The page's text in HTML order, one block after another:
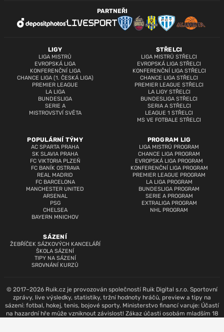
LIGY
LIGA MISTRŮ
EVROPSKÁ LIGA
KONFERENČNÍ LIGA
CHANCE LIGA (1. ČESKÁ LIGA)
PREMIER LEAGUE
LA LIGA
BUNDESLIGA
SERIE A
MISTROVSTVÍ SVĚTA
STŘELCI
LIGA MISTRŮ STŘELCI
EVROPSKÁ LIGA STŘELCI
KONFERENČNÍ LIGA STŘELCI
CHANCE LIGA STŘELCI
PREMIER LEAGUE STŘELCI
LA LIGY STŘELCI
BUNDESLIGA STŘELCI
SERIA A STŘELCI
LEAGUE 1 STŘELCI
MS VE FOTBALE STŘELCI
POPULÁRNÍ TÝMY
AC SPARTA PRAHA
SK SLAVIA PRAHA
FC VIKTORIA PLZEŇ
FC BANÍK OSTRAVA
REAL MADRID
FC BARCELONA
MANCHESTER UNITED
ARSENAL
PSG
CHELSEA
BAYERN MNICHOV
PROGRAM LIG
LIGA MISTRŮ PROGRAM
CHANCE LIGA PROGRAM
EVROPSKÁ LIGA PROGRAM
KONFERENČNÍ LIGA PROGRAM
PREMIER LEAGUE PROGRAM
LA LIGA PROGRAM
BUNDESLIGA PROGRAM
SERIE A PROGRAM
EXTRALIGA PROGRAM
NHL PROGRAM
SÁZENÍ
ŽEBŘÍČEK SÁZKOVÝCH KANCELÁŘÍ
ŠKOLA SÁZENÍ
TIPY NA SÁZENÍ
SROVNÁNÍ KURZŮ
PARTNEŘI
© 2017–2026 Ruik.cz je provozován společností Ruik Digital s.r.o. Sportovní
zprávy, live výsledky, statistiky, tržní hodnoty hráčů, preview a tipy na
sázení: fotbal, hokej, tenis, bojové sporty. Ministerstvo financí varuje: Účastí
na hazardní hře může vzniknout závislost! Zákaz účasti osobám mladším 18